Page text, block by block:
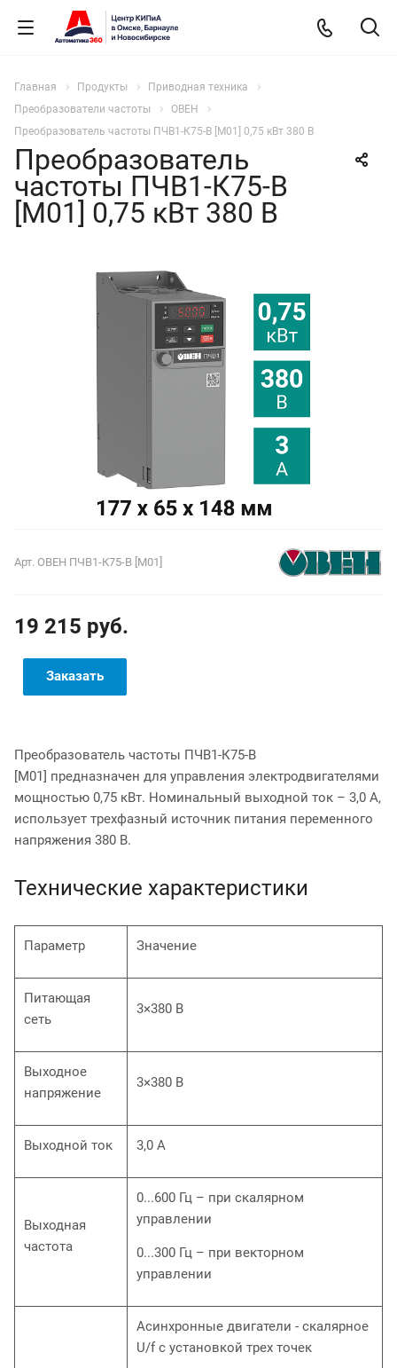
Главная Продукты
Приводная техника
Преобразователи частоты
ОВЕН
Преобразователь частоты ПЧВ1-К75-В [М01] 0,75 кВт 380 В
Преобразователь
частоты ПЧВ1-К75-В
[М01] 0,75 кВт 380 В
Арт. ОВЕН ПЧВ1-К75-В [М01]
19 215 руб.
Заказать
Преобразователь частоты ПЧВ1-К75-В
[М01] предназначен для управления электродвигателями
мощностью 0,75 кВт. Номинальный выходной ток – 3,0 А,
использует трехфазный источник питания переменного
напряжения 380 В.
Технические характеристики
Параметр Значение
Питающая
сеть
3×380 В
Выходное
напряжение
3×380 В
Выходной ток 3,0 А
Выходная
частота
0...600 Гц – при скалярном
управлении
0...300 Гц – при векторном
управлении
Асинхронные двигатели - скалярное
U/f с установкой трех точек